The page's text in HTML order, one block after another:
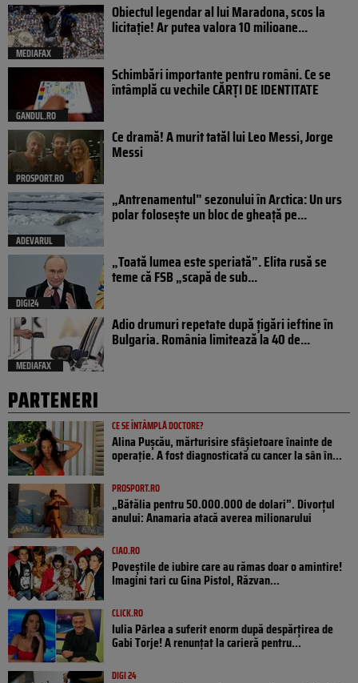
MEDIAFAX
Obiectul legendar al lui Maradona, scos la
licitație! Ar putea valora 10 milioane...
GANDUL.RO
Schimbări importante pentru români. Ce se
întâmplă cu vechile CĂRȚI DE IDENTITATE
PROSPORT.RO
Ce dramă! A murit tatăl lui Leo Messi, Jorge
Messi
ADEVARUL
„Antrenamentul” sezonului în Arctica: Un urs
polar folosește un bloc de gheață pe...
DIGI24
„Toată lumea este speriată”. Elita rusă se
teme că FSB „scapă de sub...
MEDIAFAX
Adio drumuri repetate după țigări ieftine în
Bulgaria. România limitează la 40 de...
PARTENERI
CE SE ÎNTÂMPLĂ DOCTORE?
Alina Pușcău, mărturisire sfâșietoare înainte de
operație. A fost diagnosticată cu cancer la sân în...
PROSPORT.RO
„Bătălia pentru 50.000.000 de dolari”. Divorțul
anului: Anamaria atacă averea milionarului
CIAO.RO
Poveştile de iubire care au rămas doar o amintire!
Imagini tari cu Gina Pistol, Răzvan...
CLICK.RO
Iulia Pârlea a suferit enorm după despărțirea de
Gabi Torje! A renunțat la carieră pentru...
DIGI 24